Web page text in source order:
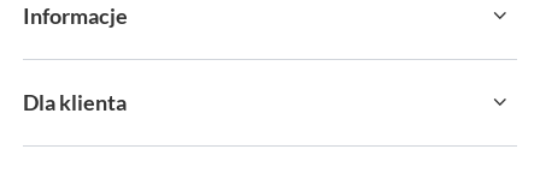
Informacje
Dla klienta